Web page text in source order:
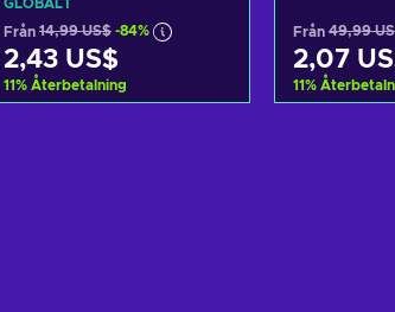
GLOBALT
Från 14,99 US$ -84%
2,43 US$
11% Återbetalning
Från 49,99
2,07
11%